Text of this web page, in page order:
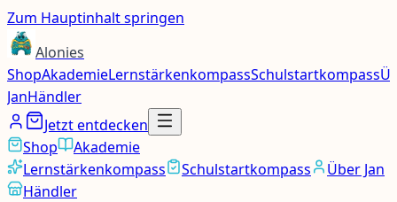
Zum Hauptinhalt springen
Alonies
ShopAkademieLernstärkenkompassSchulstartkompass
JanHändler
Jetzt entdecken
Shop
Akademie
Lernstärkenkompass
Schulstartkompass
Über Jan
Händler